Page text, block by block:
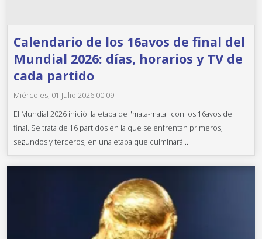
Calendario de los 16avos de final del
Mundial 2026: días, horarios y TV de
cada partido
Miércoles, 01 Julio 2026 00:09
El Mundial 2026 inició la etapa de "mata-mata" con los 16avos de
final. Se trata de 16 partidos en la que se enfrentan primeros,
segundos y terceros, en una etapa que culminará...